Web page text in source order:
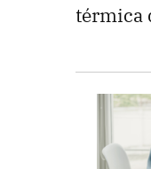
térmica